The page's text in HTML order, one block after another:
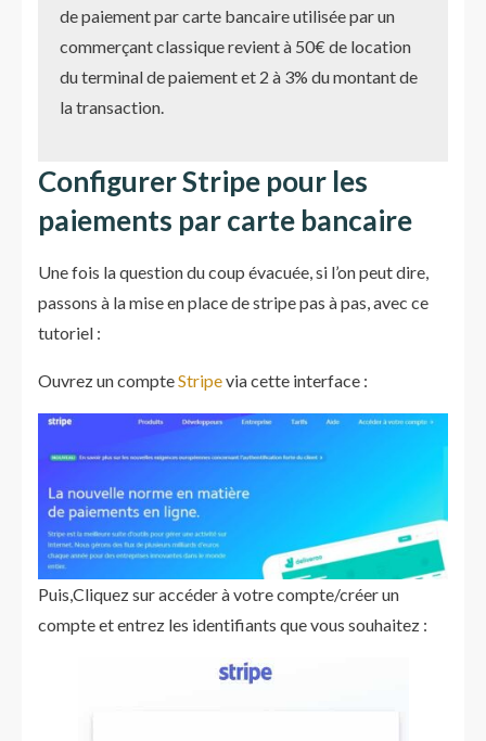
de paiement par carte bancaire utilisée par un
commerçant classique revient à 50€ de location
du terminal de paiement et 2 à 3% du montant de
la transaction.
Configurer Stripe pour les
paiements par carte bancaire
Une fois la question du coup évacuée, si l’on peut dire,
passons à la mise en place de stripe pas à pas, avec ce
tutoriel :
Ouvrez un compteStripevia cette interface :
Puis,Cliquez sur accéder à votre compte/créer un
compte et entrez les identifiants que vous souhaitez :